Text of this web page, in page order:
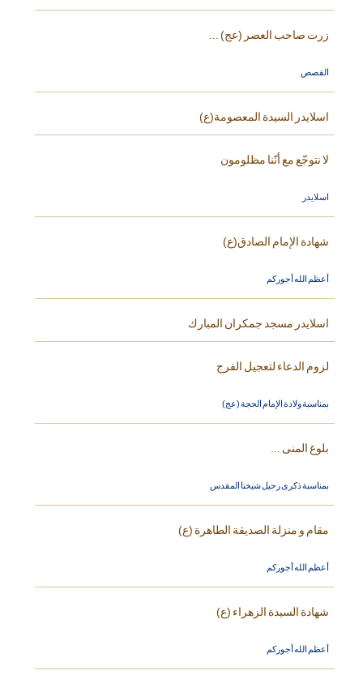
زرت صاحب العصر (عج) ...
القصص
اسلايدر السيدة المعصومة(ع)
لا نتوجّع مع أنّنا مظلومون
اسلايدر
شهادة الإمام الصادق(ع)
أعظم الله أجوركم
اسلايدر مسجد جمكران المبارك
لزوم الدعاء لتعجيل الفرج
بمناسبة ولادة الإمام الحجة (عج)
بلوغ المنى ...
بمناسبة ذكرى رحيل شيخنا المقدس
مقام و منزلة الصديقة الطاهرة (ع)
أعظم الله أجوركم
شهادة السيدة الزهراء (ع)
أعظم الله أجوركم